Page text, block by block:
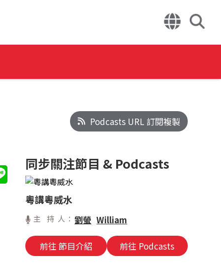
Podcasts URL 訂閱複製
同步關注節目 & Podcasts
粵講粵威水
主 持 人：劉螢 William
前往 節目介紹 前往 Podcasts